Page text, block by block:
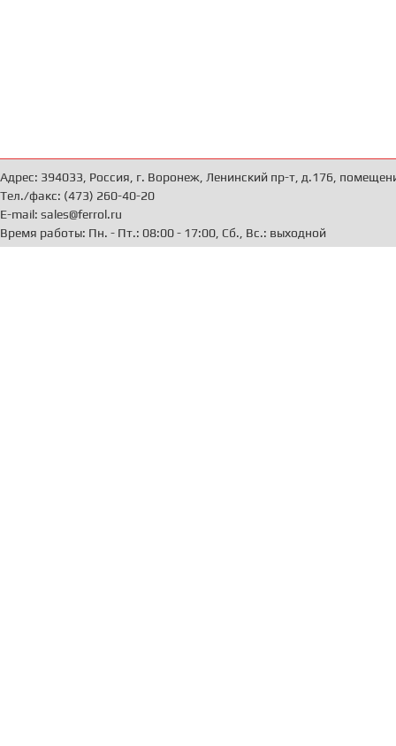
Адрес: 394033, Россия, г. Воронеж, Ленинский пр-т, д.176,
Тел./факс: (473) 260-40-20
E-mail: sales@ferrol.ru
Время работы: Пн. - Пт.: 08:00 - 17:00, Сб., Вс.: выходной